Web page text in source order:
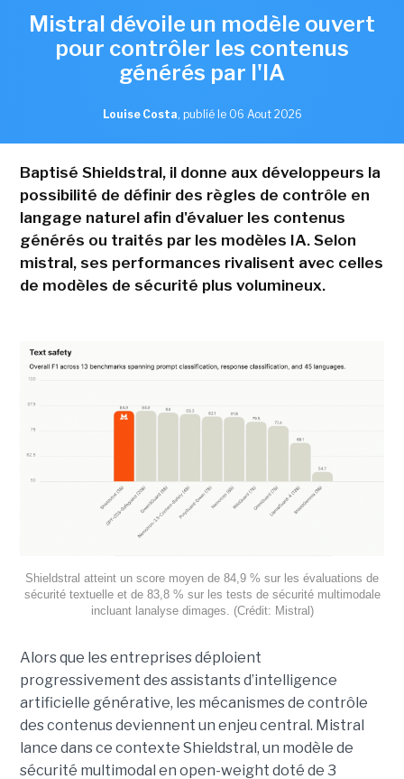
Mistral dévoile un modèle ouvert
pour contrôler les contenus
générés par l'IA
Louise Costa, publié le 06 Aout 2026
Baptisé Shieldstral, il donne aux développeurs la
possibilité de définir des règles de contrôle en
langage naturel afin d'évaluer les contenus
générés ou traités par les modèles IA. Selon
mistral, ses performances rivalisent avec celles
de modèles de sécurité plus volumineux.
Shieldstral atteint un score moyen de 84,9 % sur les évaluations de
sécurité textuelle et de 83,8 % sur les tests de sécurité multimodale
incluant lanalyse dimages. (Crédit: Mistral)
Alors que les entreprises déploient
progressivement des assistants d’intelligence
artificielle générative, les mécanismes de contrôle
des contenus deviennent un enjeu central. Mistral
lance dans ce contexte Shieldstral, un modèle de
sécurité multimodal en open-weight doté de 3